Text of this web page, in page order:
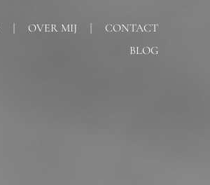
OVER MIJ
CONTACT
BLOG